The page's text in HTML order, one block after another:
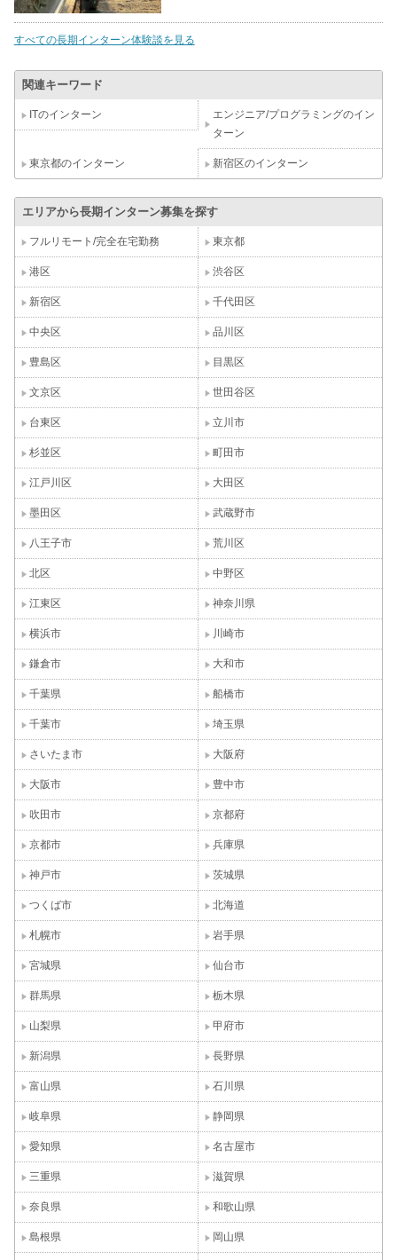
すべての長期インターン体験談を見る
関連キーワード
ITのインターン
エンジニア/プログラミングのイン
ターン
東京都のインターン 新宿区のインターン
エリアから長期インターン募集を探す
フルリモート/完全在宅勤務 東京都
港区 渋谷区
新宿区 千代田区
中央区 品川区
豊島区 目黒区
文京区 世田谷区
台東区 立川市
杉並区 町田市
江戸川区 大田区
墨田区 武蔵野市
八王子市 荒川区
北区 中野区
江東区 神奈川県
横浜市 川崎市
鎌倉市 大和市
千葉県 船橋市
千葉市 埼玉県
さいたま市 大阪府
大阪市 豊中市
吹田市 京都府
京都市 兵庫県
神戸市 茨城県
つくば市 北海道
札幌市 岩手県
宮城県 仙台市
群馬県 栃木県
山梨県 甲府市
新潟県 長野県
富山県 石川県
岐阜県 静岡県
愛知県 名古屋市
三重県 滋賀県
奈良県 和歌山県
島根県 岡山県